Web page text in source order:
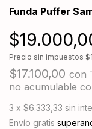
Funda Puffer
Precio sin impuestos
$17.100,00 con
no acumulable
3 x $6.333,33 sin
Envío gratis